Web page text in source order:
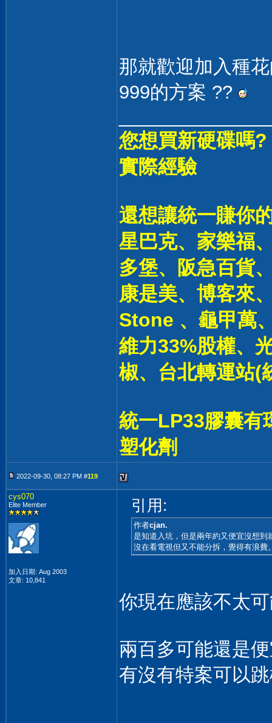
那就歡迎加入種
999的方案 ??
您想買新硬碟嗎
實際經驗
還想讓統一賺你
星巴克、家樂福
多堡、阪急百貨
康是美、博客來
Stone 、龜甲萬
維力33%股權、
椒、台北轉運站(
統一LP33膠囊有
塑化劑
2022-09-30, 08:27 PM #119
cys070
Elite Member
加入日期: Aug 2003
文章: 10,841
引用:
作者cjan.
是知道入坑，但是兩年約又便宜沒想到
沒在看電視但又不能分拆，覺得有浪費
你現在應該不太
兩百多可能還是
有沒有特案可以